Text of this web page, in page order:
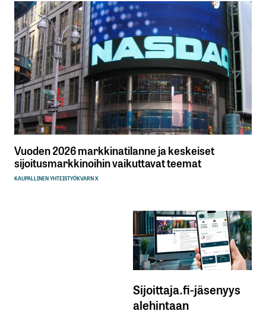
Vuoden 2026 markkinatilanne ja keskeiset
sijoitusmarkkinoihin vaikuttavat teemat
KAUPALLINEN YHTEISTYÖKVARN X
Sijoittaja.fi-jäsenyys
alehintaan